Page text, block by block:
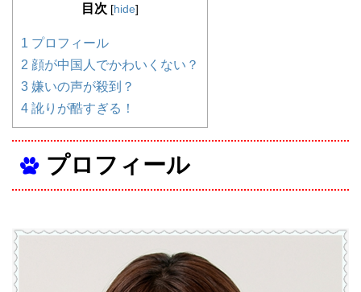
目次 [hide]
1 プロフィール
2 顔が中国人でかわいくない？
3 嫌いの声が殺到？
4 訛りが酷すぎる！
プロフィール